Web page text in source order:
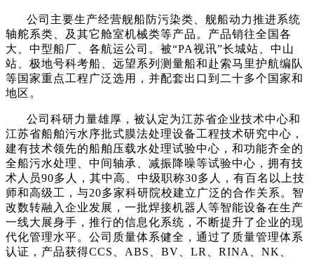
公司主要生产经营舰船防污染类、舰船动力推进系统
轴舵系类、及其它舱室机械类等产品。产品销往全国各
大、中型船厂、各航运公司。被“PA视讯”长城站、中山
站、极地号科考船、远望系列测量船和赴索马里护航编队
等国家重点工程广泛选用，并配套出口到二十多个国家和
地区。
公司科研力量雄厚，被认定为江苏省企业技术中心和
江苏省船舶污水序批式膜法处理设备工程技术研究中心，
建有技术领先的船舶压载水处理试验中心，和功能齐全的
全船污水处理、中间轴承、减振降噪等试验中心，拥有技
术人员90多人，其中高、中级职称30多人，有百名以上技
师和高级工，与20多家科研院校建立广泛的合作关系。智
改数转融入企业发展，一批焊接机器人等智能设备在生产
一线大展身手，推行的信息化系统，不断提升了企业的现
代化管理水平。公司质量体系健全，通过了质量管理体系
认证，产品获得CCS、ABS、BV、LR、RINA、NK、